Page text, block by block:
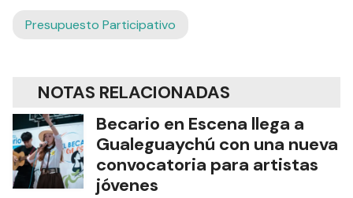
Presupuesto Participativo
NOTAS RELACIONADAS
Becario en Escena llega a
Gualeguaychú con una nueva
convocatoria para artistas
jóvenes